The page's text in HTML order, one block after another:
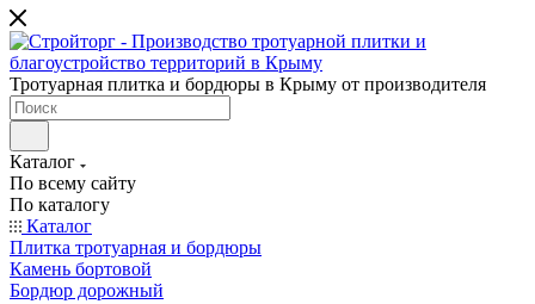
Тротуарная плитка и бордюры в Крыму от производителя
Каталог
По всему сайту
По каталогу
Каталог
Плитка тротуарная и бордюры
Камень бортовой
Бордюр дорожный